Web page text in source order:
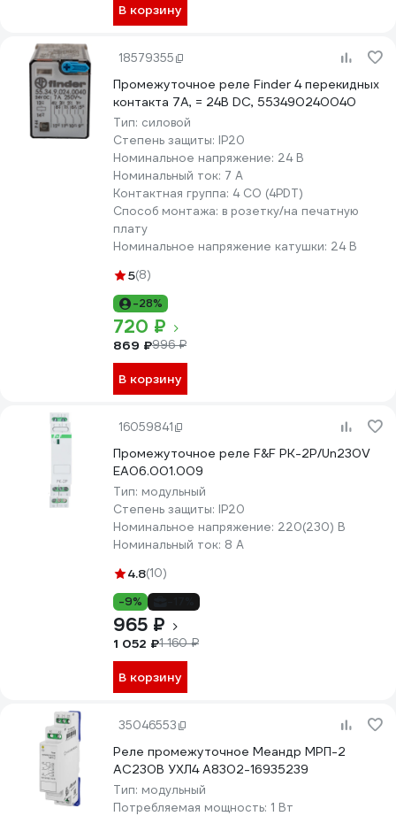
В корзину
18579355
Промежуточное реле Finder 4 перекидных
контакта 7А, = 24В DC, 553490240040
Тип: силовой
Степень защиты: IP20
Номинальное напряжение: 24 В
Номинальный ток: 7 А
Контактная группа: 4 CO (4PDT)
Способ монтажа: в розетку/на печатную
плату
Номинальное напряжение катушки: 24 В
5(8)
-28%
720 ₽
869 ₽996 ₽
В корзину
16059841
Промежуточное реле F&F PK-2P/Un230V
EA06.001.009
Тип: модульный
Степень защиты: IP20
Номинальное напряжение: 220(230) В
Номинальный ток: 8 А
4.8(10)
-9%
965 ₽
1 052 ₽1 160 ₽
В корзину
35046553
Реле промежуточное Меандр МРП-2
AC230В УХЛ4 A8302-16935239
Тип: модульный
Потребляемая мощность: 1 Вт